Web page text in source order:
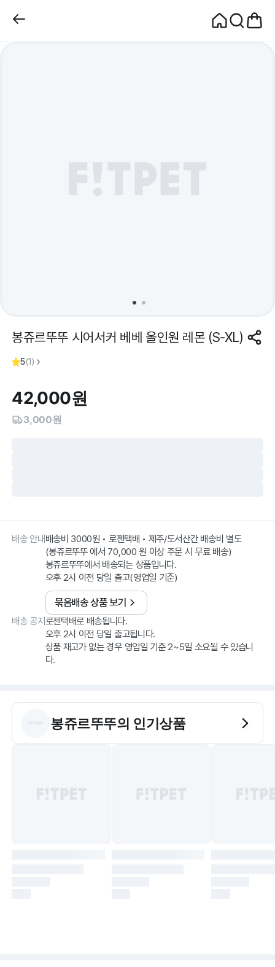
봉쥬르뚜뚜 시어서커 베베 올인원 레몬 (S-XL)
5(1)
42,000원
3,000원
배송 안내배송비 3000원 • 로젠택배 • 제주/도서산간 배송비 별도
(봉쥬르뚜뚜 에서 70,000 원 이상 주문 시 무료 배송)
봉쥬르뚜뚜에서 배송되는 상품입니다.
오후 2시 이전 당일 출고(영업일 기준)
묶음배송 상품 보기
배송 공지 로젠택배로 배송됩니다.
오후 2시 이전 당일 출고됩니다.
상품 재고가 없는 경우 영업일 기준 2~5일 소요될 수 있습니
다.
봉쥬르뚜뚜의 인기상품